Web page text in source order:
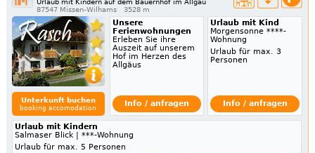
Urlaub mit Kindern auf dem Bauernhof im Allgäu
87547 Missen-Wilhams
3528 m
Unterkunft buchen
booking accomodation
Unsere
Ferienwohnungen
Erleben Sie ihre
Auszeit auf unserem
Hof im Herzen des
Allgäus
Info / anfragen
Urlaub mit Kind
Morgensonne ****-
Wohnung
Urlaub für max. 3
Personen
Info / anfragen
Urlaub mit Kindern
Salmaser Blick | ***-Wohnung
Urlaub für max. 5 Personen